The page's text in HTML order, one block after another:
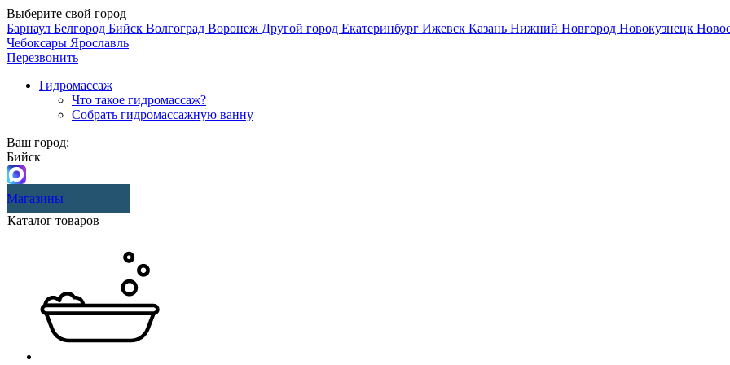
Выберите свой город
Барнаул Белгород Бийск Волгоград Воронеж Другой город Екатеринбург Ижевск Казань Нижний Новгород Новокузнецк
Чебоксары Ярославль
Перезвонить
Гидромассаж
Что такое гидромассаж?
Собрать гидромассажную ванну
Ваш город:
Бийск
Магазины
Каталог товаров